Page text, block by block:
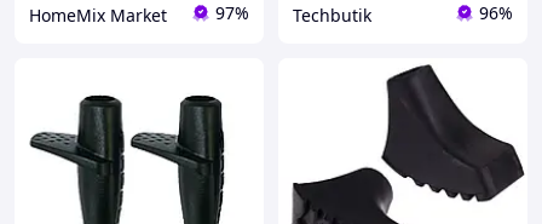
HomeMix Market 97% Techbutik 96%